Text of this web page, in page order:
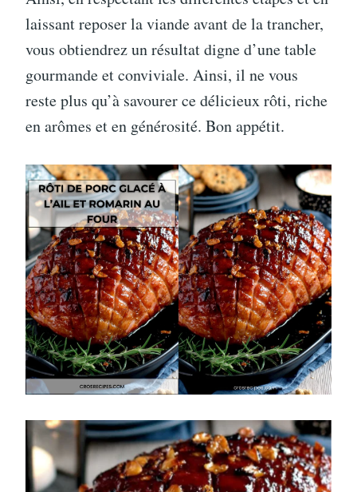
laissant reposer la viande avant de la trancher,
vous obtiendrez un résultat digne d’une table
gourmande et conviviale. Ainsi, il ne vous
reste plus qu’à savourer ce délicieux rôti, riche
en arômes et en générosité. Bon appétit.